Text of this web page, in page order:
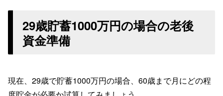
29歳貯蓄1000万円の場合の老後
資金準備
現在、29歳で貯蓄1000万円の場合、60歳まで月にどの程